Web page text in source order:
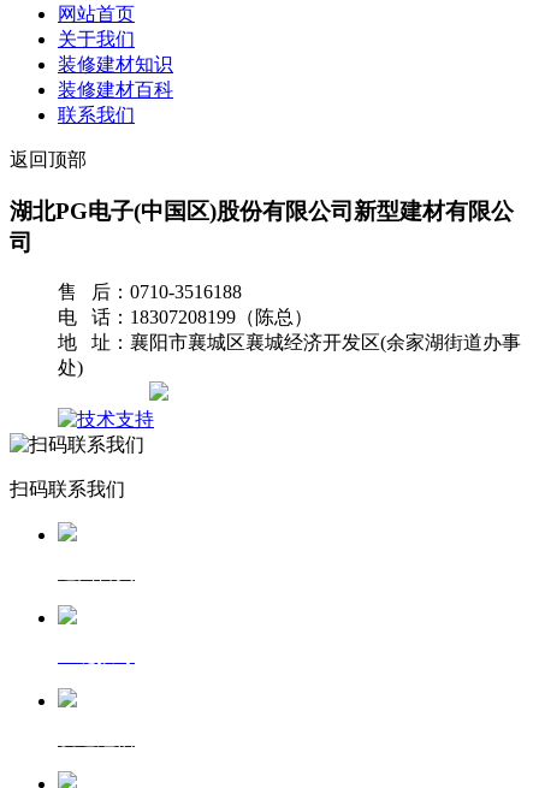
网站首页
关于我们
装修建材知识
装修建材百科
联系我们
返回顶部
湖北PG电子(中国区)股份有限公司新型建材有限公
司
售 后：0710-3516188
电 话：18307208199（陈总）
地 址：襄阳市襄城区襄城经济开发区(余家湖街道办事
处)
扫码联系我们